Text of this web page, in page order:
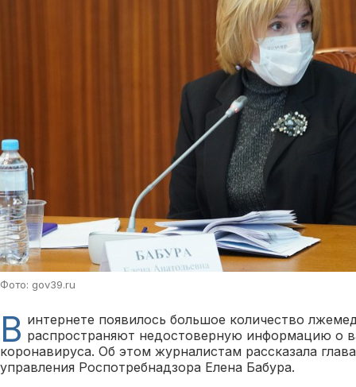
Фото: gov39.ru
В интернете появилось большое количество
распространяют недостоверную информацию о
коронавируса. Об этом журналистам рассказала
управления Роспотребнадзора Елена Бабура.